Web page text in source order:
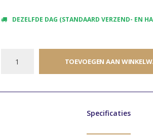
DEZELFDE DAG (STANDAARD VERZEND- EN
TOEVOEGEN AAN
Specificaties